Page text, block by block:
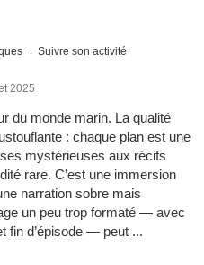
Suivre son activité
2025
du monde marin. La qualité
: chaque plan est une
mystérieuses aux récifs
rare. C’est une immersion
narration sobre mais
un peu trop formaté — avec
fin d’épisode — peut ...